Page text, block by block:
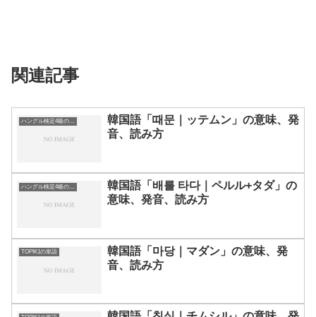
関連記事
ハングル検定4級の単語
韓国語「때문｜ッテムン」の意味、発
音、読み方
ハングル検定4級の単語
韓国語「배를 타다｜ペルル+タダ」の
意味、発音、読み方
TOPIK1の単語
韓国語「마당｜マダン」の意味、発
音、読み方